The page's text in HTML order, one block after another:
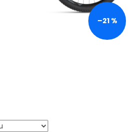
–21 %